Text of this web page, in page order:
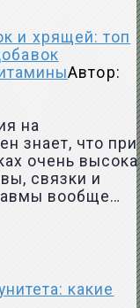
и хрящей: топ
Автор:
на
знает, что при
очень высока
связки и
вообще…
какие